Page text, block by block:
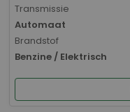
Transmissie
Automaat
Brandstof
Benzine / Elektrisch